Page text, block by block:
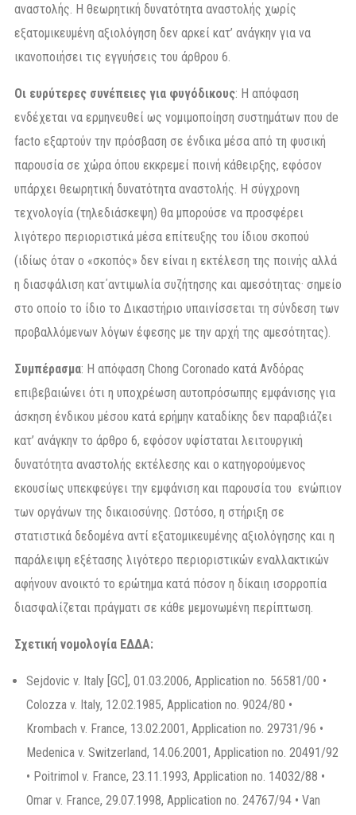
αναστολής. Η θεωρητική δυνατότητα αναστολής χωρίς
εξατομικευμένη αξιολόγηση δεν αρκεί κατ’ ανάγκην για να
ικανοποιήσει τις εγγυήσεις του άρθρου 6.
Οι ευρύτερες συνέπειες για φυγόδικους: Η απόφαση
ενδέχεται να ερμηνευθεί ως νομιμοποίηση συστημάτων που de
facto εξαρτούν την πρόσβαση σε ένδικα μέσα από τη φυσική
παρουσία σε χώρα όπου εκκρεμεί ποινή κάθειρξης, εφόσον
υπάρχει θεωρητική δυνατότητα αναστολής. Η σύγχρονη
τεχνολογία (τηλεδιάσκεψη) θα μπορούσε να προσφέρει
λιγότερο περιοριστικά μέσα επίτευξης του ίδιου σκοπού
(ιδίως όταν ο «σκοπός» δεν είναι η εκτέλεση της ποινής αλλά
η διασφάλιση κατ΄αντιμωλία συζήτησης και αμεσότητας· σημείο
στο οποίο το ίδιο το Δικαστήριο υπαινίσσεται τη σύνδεση των
προβαλλόμενων λόγων έφεσης με την αρχή της αμεσότητας).
Συμπέρασμα: Η απόφαση Chong Coronado κατά Ανδόρας
επιβεβαιώνει ότι η υποχρέωση αυτοπρόσωπης εμφάνισης για
άσκηση ένδικου μέσου κατά ερήμην καταδίκης δεν παραβιάζει
κατ’ ανάγκην το άρθρο 6, εφόσον υφίσταται λειτουργική
δυνατότητα αναστολής εκτέλεσης και ο κατηγορούμενος
εκουσίως υπεκφεύγει την εμφάνιση και παρουσία του ενώπιον
των οργάνων της δικαιοσύνης. Ωστόσο, η στήριξη σε
στατιστικά δεδομένα αντί εξατομικευμένης αξιολόγησης και η
παράλειψη εξέτασης λιγότερο περιοριστικών εναλλακτικών
αφήνουν ανοικτό το ερώτημα κατά πόσον η δίκαιη ισορροπία
διασφαλίζεται πράγματι σε κάθε μεμονωμένη περίπτωση.
Σχετική νομολογία ΕΔΔΑ:
Sejdovic v. Italy [GC], 01.03.2006, Application no. 56581/00 •
Colozza v. Italy, 12.02.1985, Application no. 9024/80 •
Krombach v. France, 13.02.2001, Application no. 29731/96 •
Medenica v. Switzerland, 14.06.2001, Application no. 20491/92
• Poitrimol v. France, 23.11.1993, Application no. 14032/88 •
Omar v. France, 29.07.1998, Application no. 24767/94 • Van